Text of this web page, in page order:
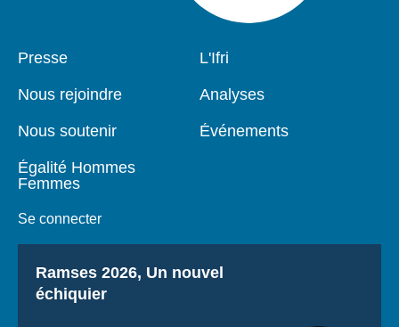
Pied
page
Presse
Nous rejoindre
Nous soutenir
Égalité Hommes
Femmes
Se connecter
Navigation
L'Ifri
Analyses
Événements
Titre
Ramses 2026, Un nouvel
échiquier